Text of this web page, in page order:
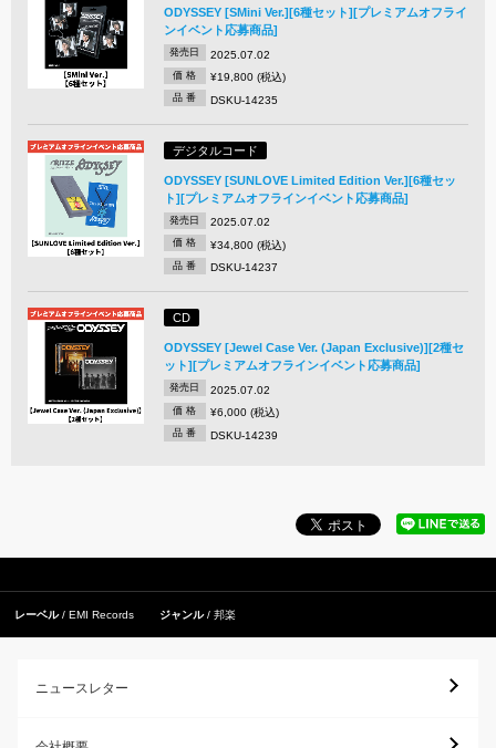
ODYSSEY [SMini Ver.][6種セット][プレミアムオフライ
ンイベント応募商品]
発売日 2025.07.02
価 格 ¥19,800 (税込)
品 番 DSKU-14235
デジタルコード
ODYSSEY [SUNLOVE Limited Edition Ver.][6種セッ
ト][プレミアムオフラインイベント応募商品]
発売日 2025.07.02
価 格 ¥34,800 (税込)
品 番 DSKU-14237
CD
ODYSSEY [Jewel Case Ver. (Japan Exclusive)][2種セ
ット][プレミアムオフラインイベント応募商品]
発売日 2025.07.02
価 格 ¥6,000 (税込)
品 番 DSKU-14239
レーベル EMI Records ジャンル 邦楽
ニュースレター